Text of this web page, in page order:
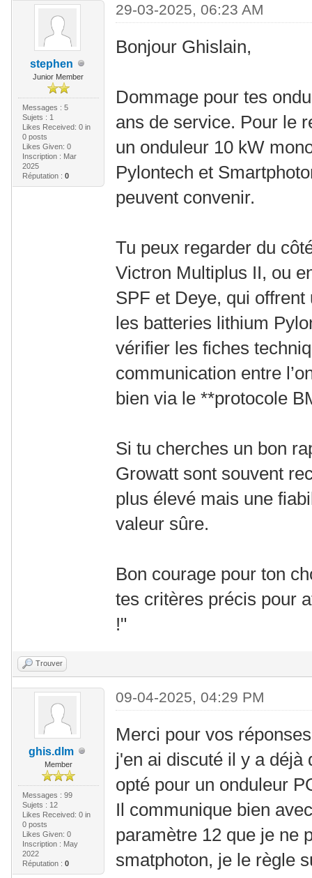
stephen
Junior Member
Messages : 5
Sujets : 1
Likes Received: 0in
0 posts
Likes Given: 0
Inscription : Mar
2025
Réputation : 0
29-03-2025, 06:23 AM
Bonjour Ghislain,
Dommage pour tes
ans de service. Pour le
un onduleur 10 kW
Pylontech et
peuvent convenir.
Tu peux regarder du
Victron Multiplus II, ou
SPF et Deye, qui
les batteries lithium
vérifier les fiches
communication entre
bien via le **protocole
Si tu cherches un bon
Growatt sont souvent
plus élevé mais une
valeur sûre.
Bon courage pour ton
tes critères précis pour
!"
Trouver
ghis.dlm
Member
Messages : 99
Sujets : 12
Likes Received: 0in
0 posts
Likes Given: 0
Inscription : May
2022
Réputation : 0
09-04-2025, 04:29 PM
Merci pour vos
j'en ai discuté il y a déjà
opté pour un onduleur
Il communique bien
paramètre 12 que je ne
smatphoton, je le règle